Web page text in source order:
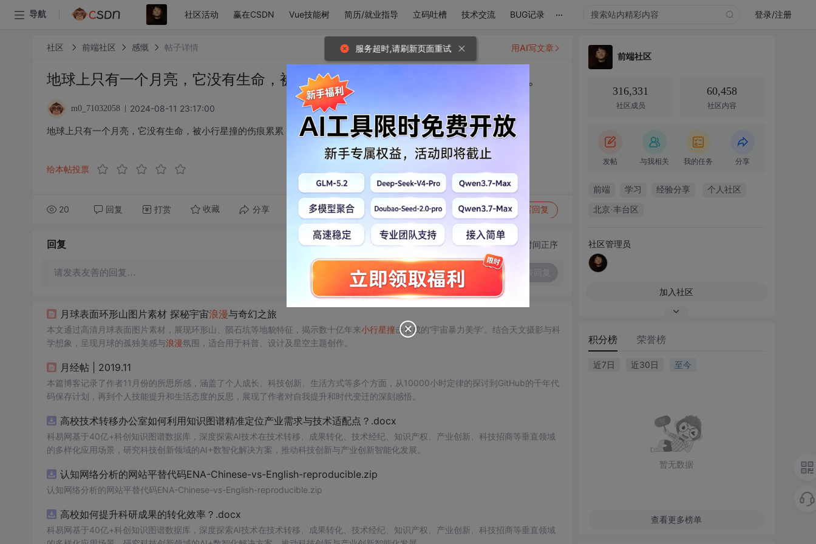
导航 社区活动 赢在CSDN Vue技能树 简历/就业指导 立码吐槽 技术交流 BUG记录 ... 登录/注册
社区 前端社区 感慨 帖子详情
地球上只有一个月亮，它没有生命，被小行星撞的伤痕累累，却象征着浪漫。
m0_71032058 2024-08-11 23:17:00
地球上只有一个月亮，它没有生命，被小行星撞的伤痕累累，却象征着浪漫。
给本帖投票
20 回复 打赏 收藏 分享 转发到动态 举报 写回复
用AI写文章
回复 切换为时间正序
请发表友善的回复…
月球表面环形山图片素材 探秘宇宙浪漫与奇幻之旅
本文通过高清月球表面图片素材，展现环形山、陨石坑等地貌特征，揭示数十亿年来小行星撞击形成的‘宇宙暴力美学’。结合天文摄影与科
学想象，呈现月球的孤独美感与浪漫氛围，适合用于科普、设计及星空主题创作。
月经帖 | 2019.11
本篇博客记录了作者11月份的所思所感，涵盖了个人成长、科技创新、生活方式等多个方面，从10000小时定律的探讨到GitHub的千年代
码保存计划，再到个人技能提升和生活态度的反思，展现了作者对自我提升和时代变迁的深刻感悟。
高校技术转移办公室如何利用知识图谱精准定位产业需求与技术适配点？.docx
科易网基于40亿+科创知识图谱数据库，深度探索AI技术在技术转移、成果转化、技术经纪、知识产权、产业创新、科技招商等垂直领域
的多样化应用场景，研究科技创新领域的AI+数智化解决方案，推动科技创新与产业创新智能化发展。
认知网络分析的网站平替代码ENA-Chinese-vs-English-reproducible.zip
认知网络分析的网站平替代码ENA-Chinese-vs-English-reproducible.zip
高校如何提升科研成果的转化效率？.docx
科易网基于40亿+科创知识图谱数据库，深度探索AI技术在技术转移、成果转化、技术经纪、知识产权、产业创新、科技招商等垂直领域
前端社区
316,331
社区成员
60,458
社区内容
发帖 与我相关 我的任务 分享
前端 学习 经验分享 个人社区
北京·丰台区
社区管理员
加入社区
积分榜 荣誉榜
近7日 近30日 至今
暂无数据
查看更多榜单
服务超时,请刷新页面重试